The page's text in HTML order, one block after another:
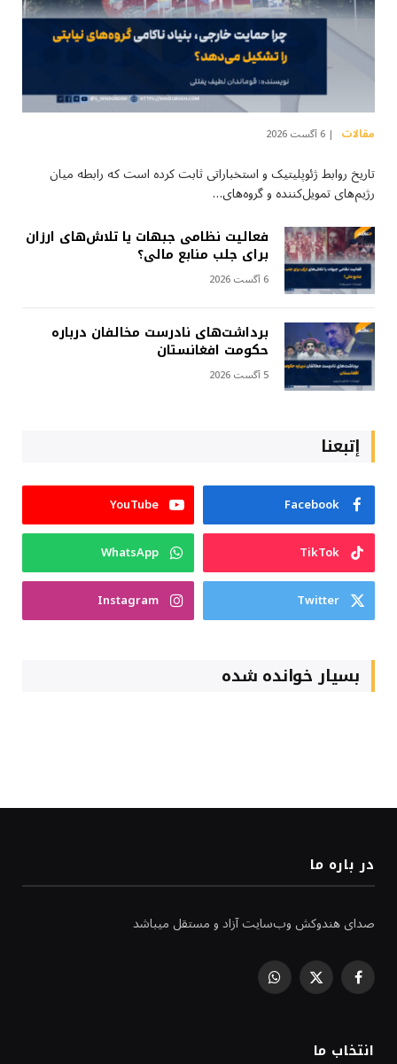
مقالات 6 آگست 2026
تاریخ روابط ژئوپلیتیک و استخباراتی ثابت کرده است که رابطه میان
رژیم‌های تمویل‌کننده و گروه‌های…
فعالیت نظامی جبهات یا تلاش‌های ارزان
برای جلب منابع مالی؟
6 آگست 2026
برداشت‌های نادرست مخالفان درباره
حکومت افغانستان
5 آگست 2026
إتبعنا
Facebook
YouTube
TikTok
WhatsApp
Twitter
Instagram
بسیار خوانده شده
در باره ما
صدای هندوکش وب‌سایت آزاد و مستقل میباشد
Facebook
X
WhatsApp
انتخاب ما